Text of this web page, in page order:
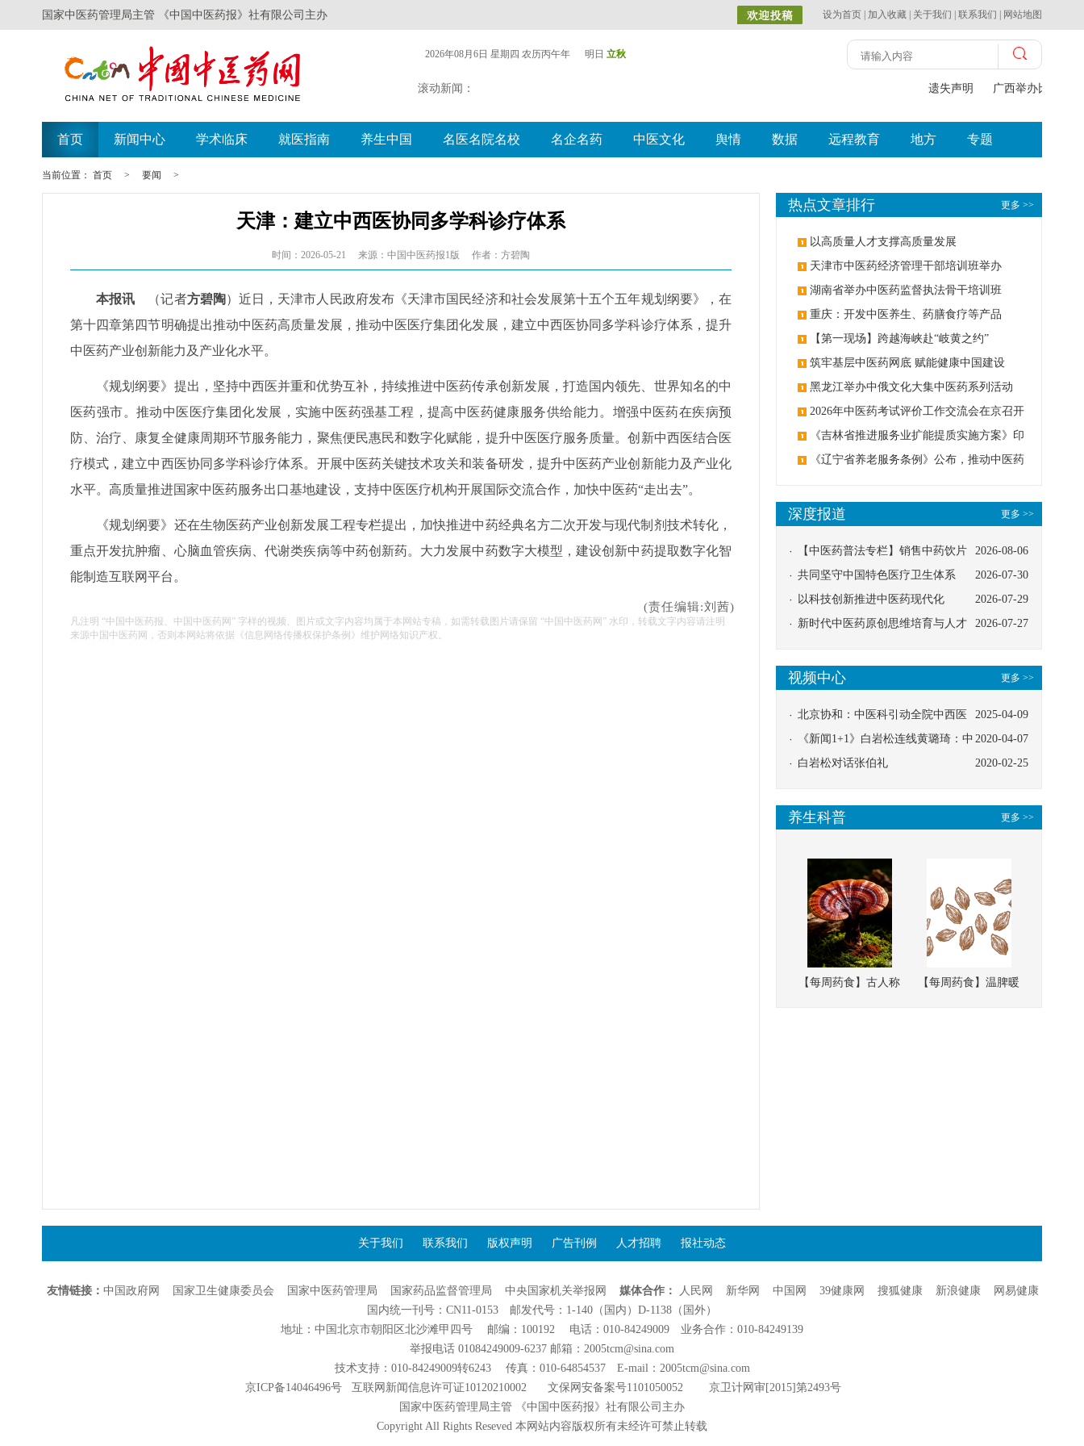
国家中医药管理局主管 《中国中医药报》社有限公司主办 设为首页 加入收藏 关于我们 联系我们 网站地图
2026年08月6日 星期四 农历丙午年 明日 立秋
滚动新闻： 遗失声明 广西举办比赛探
首页 新闻中心 学术临床 就医指南 养生中国 名医名院名校 名企名药 中医文化 舆情 数据 远程教育 地方 专题
当前位置： 首页 > 要闻 >
天津：建立中西医协同多学科诊疗体系
时间：2026-05-21 来源：中国中医药报1版 作者：方碧陶
本报讯 （记者方碧陶）近日，天津市人民政府发布《天津市国民经济和社会发展第十五个五年规划纲要》，在
第十四章第四节明确提出推动中医药高质量发展，推动中医医疗集团化发展，建立中西医协同多学科诊疗体系，提升
中医药产业创新能力及产业化水平。
《规划纲要》提出，坚持中西医并重和优势互补，持续推进中医药传承创新发展，打造国内领先、世界知名的中
医药强市。推动中医医疗集团化发展，实施中医药强基工程，提高中医药健康服务供给能力。增强中医药在疾病预
防、治疗、康复全健康周期环节服务能力，聚焦便民惠民和数字化赋能，提升中医医疗服务质量。创新中西医结合医
疗模式，建立中西医协同多学科诊疗体系。开展中医药关键技术攻关和装备研发，提升中医药产业创新能力及产业化
水平。高质量推进国家中医药服务出口基地建设，支持中医医疗机构开展国际交流合作，加快中医药“走出去”。
《规划纲要》还在生物医药产业创新发展工程专栏提出，加快推进中药经典名方二次开发与现代制剂技术转化，
重点开发抗肿瘤、心脑血管疾病、代谢类疾病等中药创新药。大力发展中药数字大模型，建设创新中药提取数字化智
能制造互联网平台。
(责任编辑:刘茜)
凡注明 “中国中医药报、中国中医药网” 字样的视频、图片或文字内容均属于本网站专稿，如需转载图片请保留 “中国中医药网” 水印，转载文字内容请注明
来源中国中医药网，否则本网站将依据《信息网络传播权保护条例》维护网络知识产权。
更多 >>
热点文章排行
以高质量人才支撑高质量发展
天津市中医药经济管理干部培训班举办
湖南省举办中医药监督执法骨干培训班
重庆：开发中医养生、药膳食疗等产品
【第一现场】跨越海峡赴“岐黄之约”
筑牢基层中医药网底 赋能健康中国建设
黑龙江举办中俄文化大集中医药系列活动
2026年中医药考试评价工作交流会在京召开
《吉林省推进服务业扩能提质实施方案》印
发：创建中医类国家医学中心
《辽宁省养老服务条例》公布，推动中医药
更多 >>
深度报道
2026-08-06
【中医药普法专栏】销售中药饮片
应告知煎服方法及注意事项
2026-07-30
共同坚守中国特色医疗卫生体系
2026-07-29
以科技创新推进中医药现代化
2026-07-27
新时代中医药原创思维培育与人才
更多 >>
视频中心
2025-04-09
北京协和：中医科引动全院中西医
协同
2020-04-07
《新闻1+1》白岩松连线黄璐琦：中
医救治的临床效果
2020-02-25
白岩松对话张伯礼
更多 >>
养生科普
【每周药食】古人称
【每周药食】温脾暖
关于我们 联系我们 版权声明 广告刊例 人才招聘 报社动态
友情链接： 中国政府网 国家卫生健康委员会 国家中医药管理局 国家药品监督管理局 中央国家机关举报网 媒体合作： 人民网 新华网 中国网 39健康网 搜狐健康 新浪健康
网易健康
国内统一刊号：CN11-0153 邮发代号：1-140（国内）D-1138（国外）
地址：中国北京市朝阳区北沙滩甲四号 邮编：100192 电话：010-84249009 业务合作：010-84249139
举报电话 01084249009-6237 邮箱：2005tcm@sina.com
技术支持：010-84249009转6243 传真：010-64854537 E-mail：2005tcm@sina.com
京ICP备14046496号
互联网新闻信息许可证10120210002文保网安备案号1101050052 京卫计网审[2015]第2493号
国家中医药管理局主管 《中国中医药报》社有限公司主办
Copyright All Rights Reseved 本网站内容版权所有未经许可禁止转载